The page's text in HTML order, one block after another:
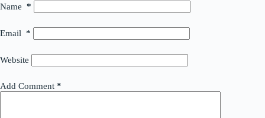
Name *
Email *
Website
Add Comment *